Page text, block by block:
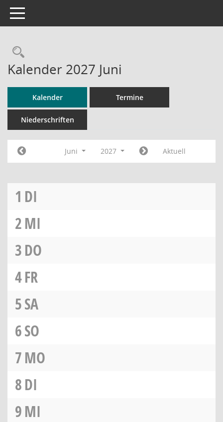
Toggle navigation
Rechercheauswahl
Kalender 2027 Juni
Kalender Termine
Niederschriften
Juni 2027 Aktuell
1 DI
2MI
3DO
4FR
5SA
6SO
7MO
8DI
9MI